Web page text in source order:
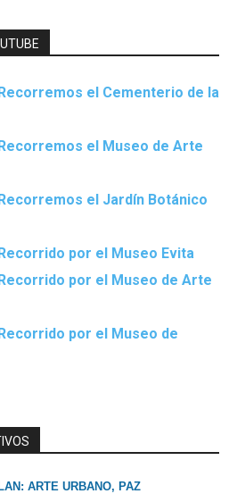
Recorremos el Cementerio de la
Recorremos el Museo de Arte
Recorremos el Jardín Botánico
Recorrido por el Museo Evita
Recorrido por el Museo de Arte
Recorrido por el Museo de
ARTE URBANO, PAZ